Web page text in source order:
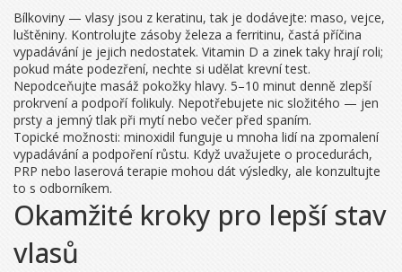
Bílkoviny — vlasy jsou z keratinu, tak je dodávejte: maso, vejce,
luštěniny. Kontrolujte zásoby železa a ferritinu, častá příčina
vypadávání je jejich nedostatek. Vitamin D a zinek taky hrají roli;
pokud máte podezření, nechte si udělat krevní test.
Nepodceňujte masáž pokožky hlavy. 5–10 minut denně zlepší
prokrvení a podpoří folikuly. Nepotřebujete nic složitého — jen
prsty a jemný tlak při mytí nebo večer před spaním.
Topické možnosti: minoxidil funguje u mnoha lidí na zpomalení
vypadávání a podpoření růstu. Když uvažujete o procedurách,
PRP nebo laserová terapie mohou dát výsledky, ale konzultujte
to s odborníkem.
Okamžité kroky pro lepší stav
vlasů